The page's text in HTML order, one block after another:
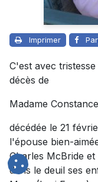
Imprimer
C'est avec
décès de
Madame
décédée le 21
l'épouse bien-
Charles McBride et
dans le deuil ses